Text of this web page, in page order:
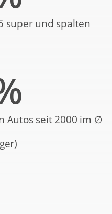
super und spalten
Autos seit 2000 im ∅